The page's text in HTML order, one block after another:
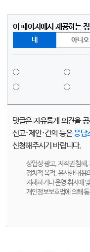
이 페이지에서 제공하는
네 아니오
댓글은 자유롭게 의견을
신고·제안·건의 등은응답
신청해주시기 바랍니다.
상업성 광고, 저작권 침해
정치적 목적, 유사한 내용
저해하거나 운영 취지에
개인정보보호법에 의해